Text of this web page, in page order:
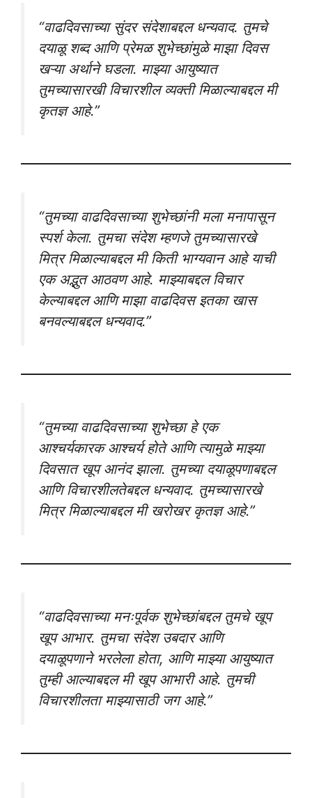
“वाढदिवसाच्या सुंदर संदेशाबद्दल धन्यवाद. तुमचे
दयाळू शब्द आणि प्रेमळ शुभेच्छांमुळे माझा दिवस
खऱ्या अर्थाने घडला. माझ्या आयुष्यात
तुमच्यासारखी विचारशील व्यक्ती मिळाल्याबद्दल मी
कृतज्ञ आहे.”
“तुमच्या वाढदिवसाच्या शुभेच्छांनी मला मनापासून
स्पर्श केला. तुमचा संदेश म्हणजे तुमच्यासारखे
मित्र मिळाल्याबद्दल मी किती भाग्यवान आहे याची
एक अद्भुत आठवण आहे. माझ्याबद्दल विचार
केल्याबद्दल आणि माझा वाढदिवस इतका खास
बनवल्याबद्दल धन्यवाद.”
“तुमच्या वाढदिवसाच्या शुभेच्छा हे एक
आश्चर्यकारक आश्चर्य होते आणि त्यामुळे माझ्या
दिवसात खूप आनंद झाला. तुमच्या दयाळूपणाबद्दल
आणि विचारशीलतेबद्दल धन्यवाद. तुमच्यासारखे
मित्र मिळाल्याबद्दल मी खरोखर कृतज्ञ आहे.”
“वाढदिवसाच्या मनःपूर्वक शुभेच्छांबद्दल तुमचे खूप
खूप आभार. तुमचा संदेश उबदार आणि
दयाळूपणाने भरलेला होता, आणि माझ्या आयुष्यात
तुम्ही आल्याबद्दल मी खूप आभारी आहे. तुमची
विचारशीलता माझ्यासाठी जग आहे.”